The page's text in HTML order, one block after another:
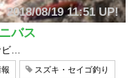
2018/08/19 11:51 UP!
バス
…
スズキ・セイゴ釣り